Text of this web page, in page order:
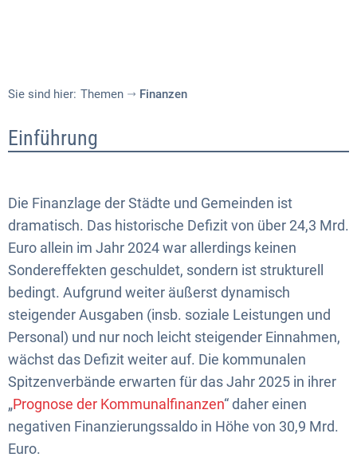
Sie sind hier: Themen Finanzen
Finanzen
Einführung
Die Finanzlage der Städte und Gemeinden ist
dramatisch. Das historische Defizit von über 24,3 Mrd.
Euro allein im Jahr 2024 war allerdings keinen
Sondereffekten geschuldet, sondern ist strukturell
bedingt. Aufgrund weiter äußerst dynamisch
steigender Ausgaben (insb. soziale Leistungen und
Personal) und nur noch leicht steigender Einnahmen,
wächst das Defizit weiter auf. Die kommunalen
Spitzenverbände erwarten für das Jahr 2025 in ihrer
„Prognose der Kommunalfinanzen“ daher einen
negativen Finanzierungssaldo in Höhe von 30,9 Mrd.
Euro.